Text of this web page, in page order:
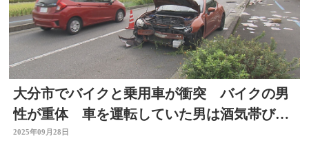
大分市でバイクと乗用車が衝突 バイクの男
性が重体 車を運転していた男は酒気帯び運
転容疑で現行犯逮捕
2025年09月28日